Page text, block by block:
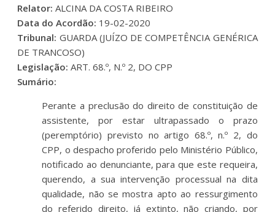
Relator:ALCINA DA COSTA RIBEIRO
Data do Acordão: 19-02-2020
Tribunal: GUARDA (JUÍZO DE COMPETÊNCIA GENÉRICA
DE TRANCOSO)
Legislação:ART. 68.º, N.º 2, DO CPP
Sumário:
Perante a preclusão do direito de constituição de
assistente, por estar ultrapassado o prazo
(peremptório) previsto no artigo 68.º, n.º 2, do
CPP, o despacho proferido pelo Ministério Público,
notificado ao denunciante, para que este requeira,
querendo, a sua intervenção processual na dita
qualidade, não se mostra apto ao ressurgimento
do referido direito, já extinto, não criando, por